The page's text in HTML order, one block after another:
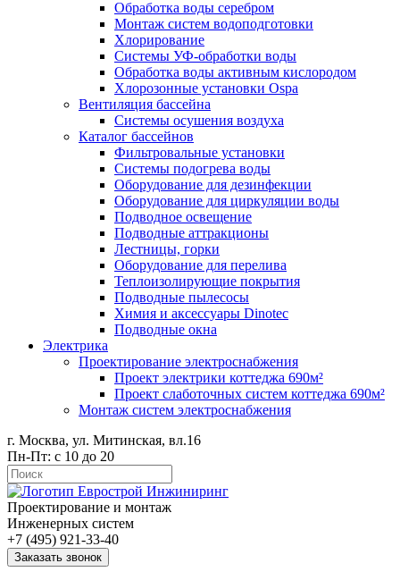
Обработка воды серебром
Монтаж систем водоподготовки
Хлорирование
Системы УФ-обработки воды
Обработка воды активным кислородом
Хлорозонные установки Ospa
Вентиляция бассейна
Системы осушения воздуха
Каталог бассейнов
Фильтровальные установки
Системы подогрева воды
Оборудование для дезинфекции
Оборудование для циркуляции воды
Подводное освещение
Подводные аттракционы
Лестницы, горки
Оборудование для перелива
Теплоизолирующие покрытия
Подводные пылесосы
Химия и аксессуары Dinotec
Подводные окна
Электрика
Проектирование электроснабжения
Проект электрики коттеджа 690м²
Проект слаботочных систем коттеджа 690м²
Монтаж систем электроснабжения
г. Москва, ул. Митинская, вл.16
Пн-Пт: с 10 до 20
Проектирование и монтаж
Инженерных систем
+7 (495) 921-33-40
Заказать звонок